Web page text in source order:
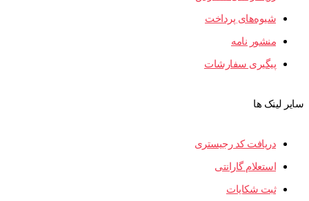
شیوه‌های پرداخت
منشور نامه
پیگیری سفارشات
سایر لینک ها
دریافت کد رجیستری
استعلام گارانتی
ثبت شکایات